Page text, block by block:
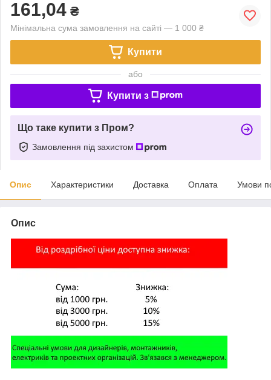
161,04 ₴
Мінімальна сума замовлення на сайті — 1 000 ₴
Купити
або
Купити з
Що таке купити з Пром?
Замовлення під захистом
Опис Характеристики Доставка Оплата Умови
Опис